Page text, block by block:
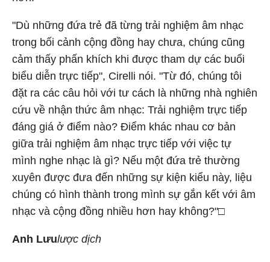
"Dù những đứa trẻ đã từng trải nghiệm âm nhạc
trong bối cảnh cộng đồng hay chưa, chúng cũng
cảm thấy phấn khích khi được tham dự các buổi
biểu diễn trực tiếp", Cirelli nói. "Từ đó, chúng tôi
đặt ra các câu hỏi với tư cách là những nhà nghiên
cứu về nhận thức âm nhạc: Trải nghiệm trực tiếp
đáng giá ở điểm nào? Điểm khác nhau cơ bản
giữa trải nghiệm âm nhạc trực tiếp với việc tự
mình nghe nhạc là gì? Nếu một đứa trẻ thường
xuyên được đưa đến những sự kiện kiểu này, liệu
chúng có hình thành trong mình sự gắn kết với âm
nhạc và cộng đồng nhiều hơn hay không?"□
Anh Lưulược dịch